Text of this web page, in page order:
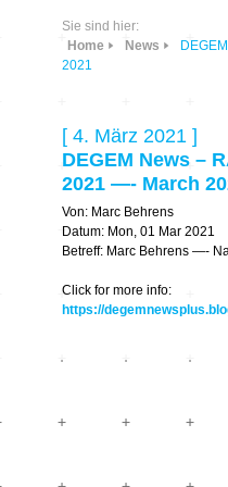
Sonic Planet
Zeit
Allegro Praestat
– Ecological
Forschung
Orte & Konzerte
Festivals
Sie sind hier:
Home
News
2021
[ 4. März 2021 ]
DEGEM News –
2021 —- March
Von: Marc Behrens
Datum: Mon, 01 Mar 2021
Betreff: Marc Behrens —-
Click for more info:
https://